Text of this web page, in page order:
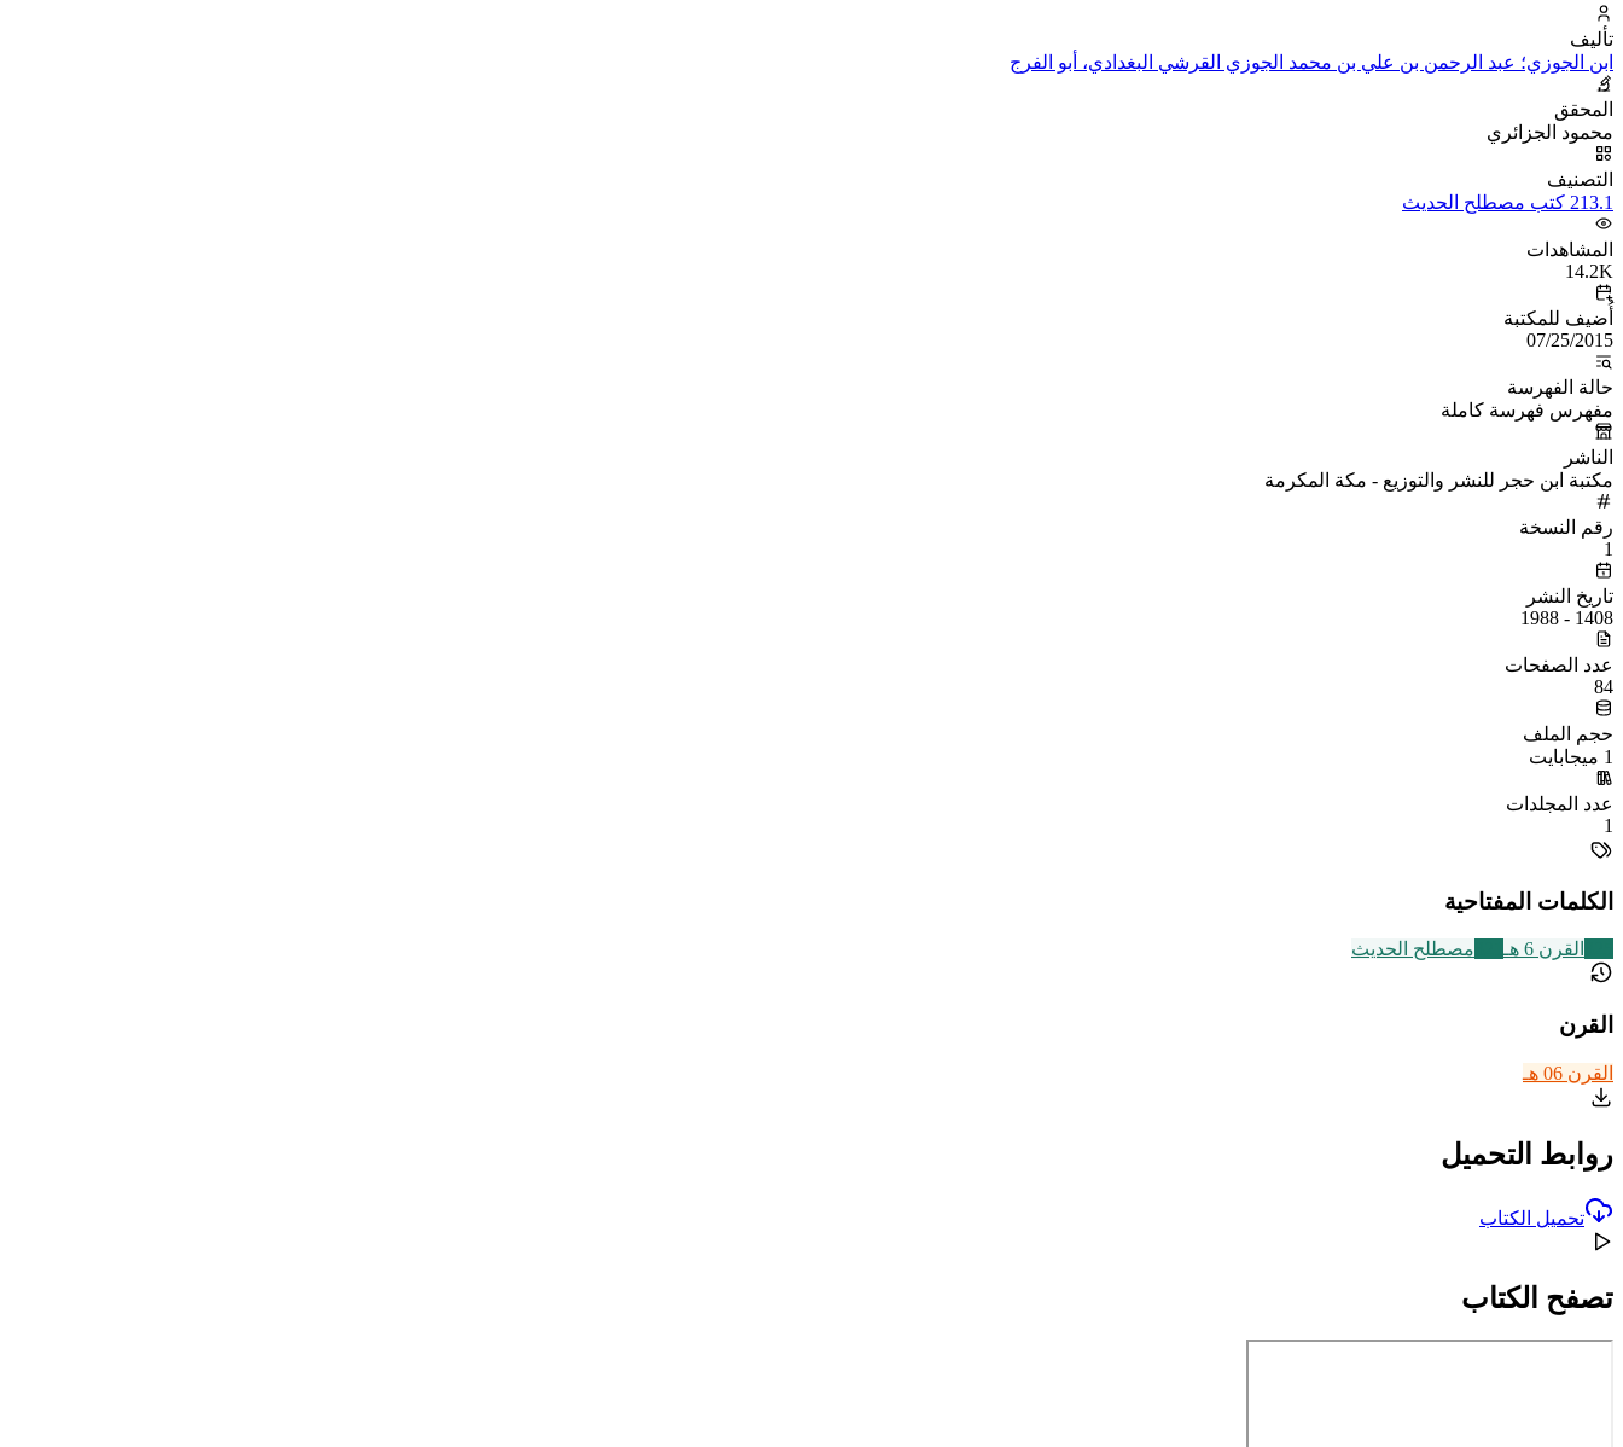
تأليف
ابن الجوزي؛ عبد الرحمن بن علي بن محمد الجوزي القرشي البغدادي، أبو الفرج
المحقق
محمود الجزائري
التصنيف
213.1 كتب مصطلح الحديث
المشاهدات
14.2K
أُضيف للمكتبة
07/25/2015
حالة الفهرسة
مفهرس فهرسة كاملة
الناشر
مكتبة ابن حجر للنشر والتوزيع - مكة المكرمة
رقم النسخة
1
تاريخ النشر
1408 - 1988
عدد الصفحات
84
حجم الملف
1 ميجابايت
عدد المجلدات
1
الكلمات المفتاحية
القرن 6 هـ مصطلح الحديث
القرن
القرن 06 هـ
روابط التحميل
تحميل الكتاب
تصفح الكتاب